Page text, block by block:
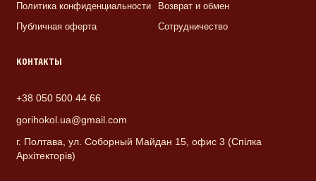
Политика конфиденциальности
Публичная оферта
Возврат и обмен
Сотрудничество
КОНТАКТЫ
+38 050 500 44 66
gorihokol.ua@gmail.com
г. Полтава, ул. Соборный Майдан 15, офис 3 (Спілка
Архітекторів)